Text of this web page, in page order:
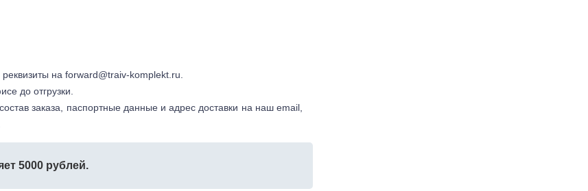
реквизиты на forward@traiv-komplekt.ru
до отгрузки.
заказа, паспортные данные и адрес доставки на наш email,
5000 рублей.